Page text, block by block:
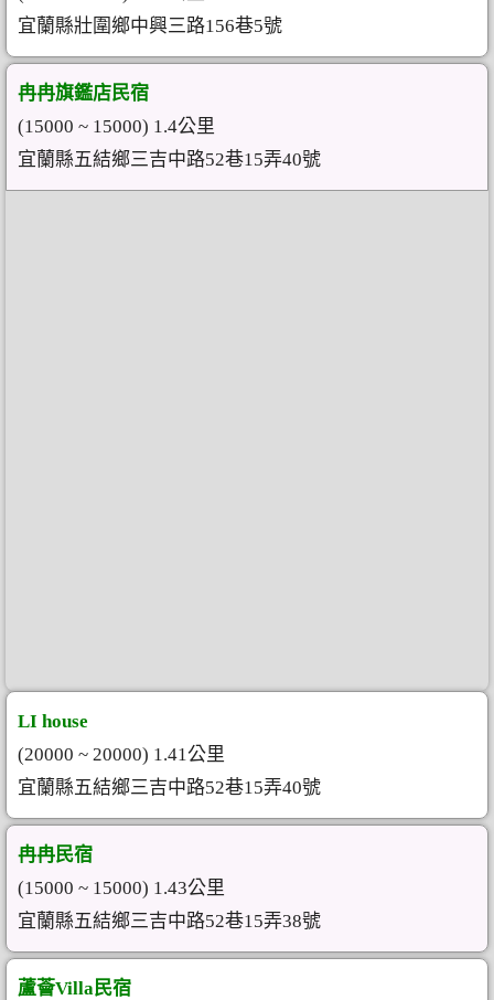
宜蘭縣壯圍鄉中興三路156巷5號
冉冉旗鑑店民宿
(15000 ~ 15000) 1.4公里
宜蘭縣五結鄉三吉中路52巷15弄40號
LI house
(20000 ~ 20000) 1.41公里
宜蘭縣五結鄉三吉中路52巷15弄40號
冉冉民宿
(15000 ~ 15000) 1.43公里
宜蘭縣五結鄉三吉中路52巷15弄38號
蘆薈Villa民宿